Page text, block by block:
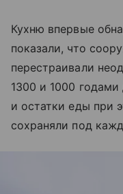
Кухню впервые
показали, что
перестраивали
1300 и 1000
и остатки еды при
сохраняли под